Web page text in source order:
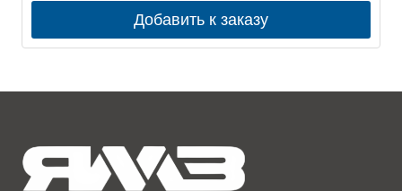
Добавить к заказу